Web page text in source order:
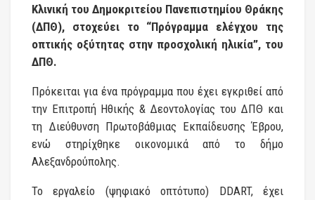
Κλινική του Δημοκριτείου Πανεπιστημίου Θράκης
(ΔΠΘ), στοχεύει το “Πρόγραμμα ελέγχου της
οπτικής οξύτητας στην προσχολική ηλικία”, του
ΔΠΘ.
Πρόκειται για ένα πρόγραμμα που έχει εγκριθεί από
την Επιτροπή Ηθικής & Δεοντολογίας του ΔΠΘ και
τη Διεύθυνση Πρωτοβάθμιας Εκπαίδευσης Έβρου,
ενώ στηρίχθηκε οικονομικά από το δήμο
Αλεξανδρούπολης.
Το εργαλείο (ψηφιακό οπτότυπο) DDART, έχει